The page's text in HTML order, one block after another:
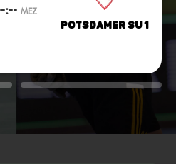
:-- MEZ
Potsdamer SU 1